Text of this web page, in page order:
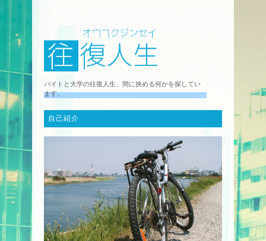
バイトと大学の往復人生、間に挟める何かを探してい
ます。
自己紹介